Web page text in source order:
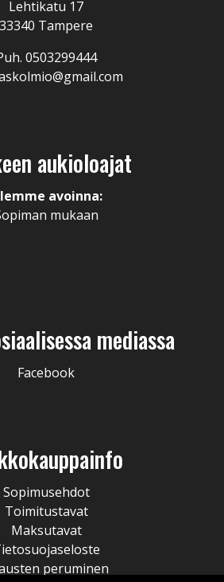
Lehtikatu 17
33340 Tampere
0503299444
aukioloajat
avoinna:
mukaan
mediassa
Facebook
Sopimusehdot
Toimitustavat
Maksutavat
peruminen